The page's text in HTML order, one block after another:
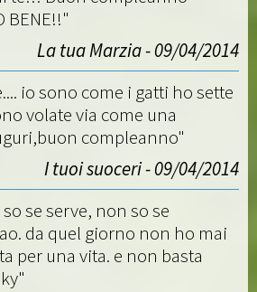
BENE!!"
La tua Marzia - 09/04/2014
io sono come i gatti ho sette
volate via come una
compleanno"
I tuoi suoceri - 09/04/2014
se serve, non so se
da quel giorno non ho mai
per una vita. e non basta